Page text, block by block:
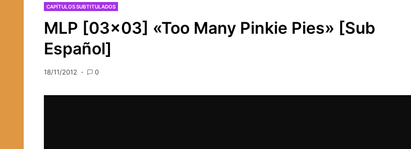
CAPÍTULOS SUBTITULADOS
MLP [03×03] «Too Many Pinkie Pies» [Sub
Español]
18/11/2012 0